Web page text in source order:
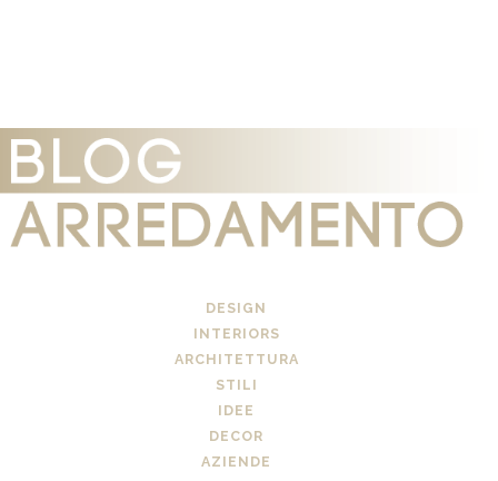
DESIGN
INTERIORS
ARCHITETTURA
STILI
IDEE
DECOR
AZIENDE